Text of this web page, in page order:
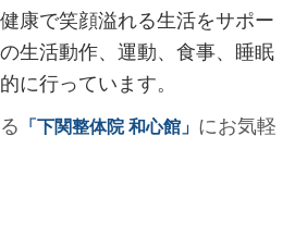
康で笑顔溢れる生活をサポー
生活動作、運動、食事、睡眠
に行っています。
「下関整体院 和心館」 にお気軽